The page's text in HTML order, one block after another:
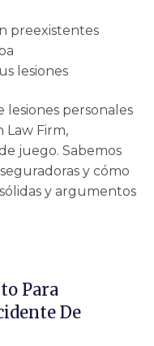
preexistentes
lesiones
personales
Law Firm,
juego. Sabemos
y cómo
y argumentos
Para
De